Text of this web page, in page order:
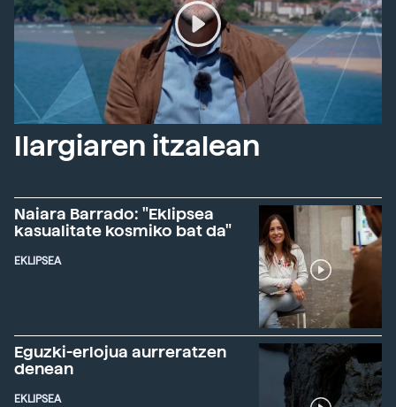
Ilargiaren itzalean
Naiara Barrado: "Eklipsea
kasualitate kosmiko bat da"
EKLIPSEA
Eguzki-erlojua aurreratzen
denean
EKLIPSEA